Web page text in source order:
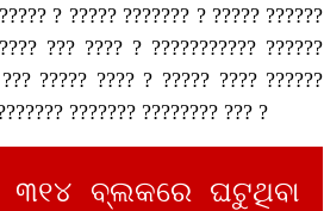
? ????? ??????? ? ????? ??????
??? ???? ? ??????????? ??????
????? ???? ? ????? ???? ??????
??????? ???????? ??? ?
୩୧୪ ବ୍ଲକରେ ଘଟୁଥିବା